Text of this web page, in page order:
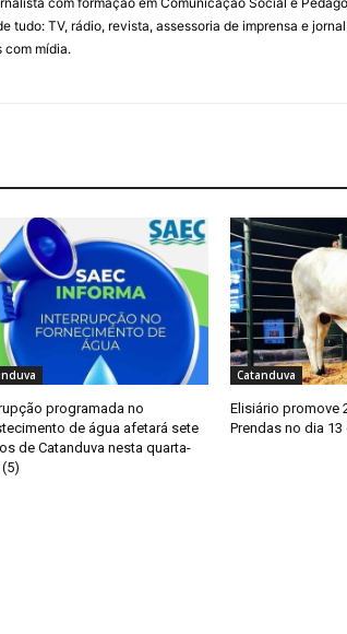
tudo: TV, rádio, revista, assessoria de imprensa e
com mídia.
programada no
de água afetará sete
de Catanduva nesta quarta-
Catanduva
Elisiário promove
Prendas no dia